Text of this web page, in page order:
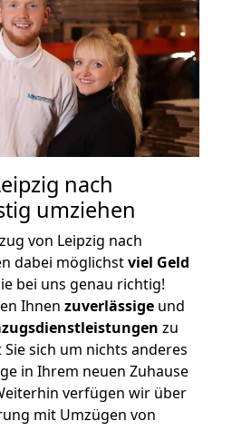
nach
umziehen
von Leipzig nach
dabei möglichstviel Geld
bei uns genau richtig!
Ihnen zuverlässige und
zu
sich um nichts anderes
in Ihrem neuen Zuhause
verfügen wir über
mit Umzügen von